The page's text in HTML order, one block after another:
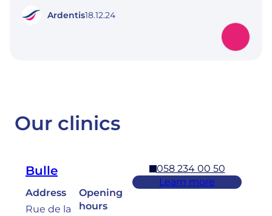
Ardentis18.12.24
Our clinics
Bulle
Address
Rue de la
Opening
hours
058 234 00 50
Learn more